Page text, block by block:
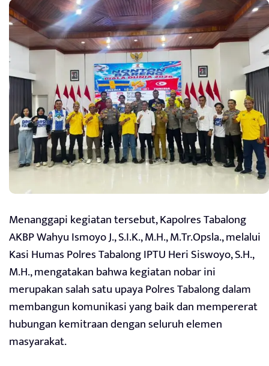
Menanggapi kegiatan tersebut, Kapolres Tabalong
AKBP Wahyu Ismoyo J., S.I.K., M.H., M.Tr.Opsla., melalui
Kasi Humas Polres Tabalong IPTU Heri Siswoyo, S.H.,
M.H., mengatakan bahwa kegiatan nobar ini
merupakan salah satu upaya Polres Tabalong dalam
membangun komunikasi yang baik dan mempererat
hubungan kemitraan dengan seluruh elemen
masyarakat.